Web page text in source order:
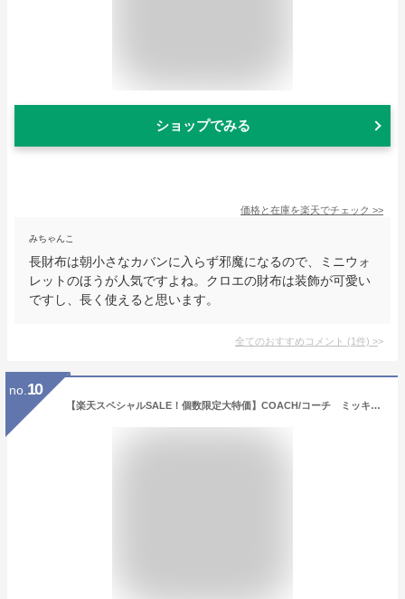
ショップでみる
価格と在庫を楽天でチェック >>
みちゃんこ
長財布は朝小さなカバンに入らず邪魔になるので、ミニウォ
レットのほうが人気ですよね。クロエの財布は装飾が可愛い
ですし、長く使えると思います。
全てのおすすめコメント (1件) >
no. 10
【楽天スペシャルSALE！個数限定大特価】COACH/コーチ ミッキー コラボ COACH×MICKY 75周年記念限定 アコーディオンジップ アラウンド グラブタン レザー 54000 DKBLK3 【ラッピング無料】【楽ギフ_包装】